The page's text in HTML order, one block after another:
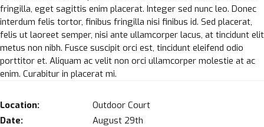
Location:
Outdoor Court
Date:
August 29th
fringilla, eget sagittis enim placerat. Integer sed nunc leo. Donec
interdum felis tortor, finibus fringilla nisi finibus id. Sed placerat,
felis ut laoreet semper, nisi ante ullamcorper lacus, at tincidunt elit
metus non nibh. Fusce suscipit orci est, tincidunt eleifend odio
porttitor et. Aliquam ac velit non orci ullamcorper molestie at ac
enim. Curabitur in placerat mi.